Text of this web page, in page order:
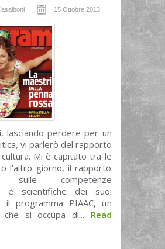
15 Ottobre 2013
lasciando perdere per un
vi parlerò del rapporto
Mi è capitato tra le
l’altro giorno, il rapporto
sulle competenze
e scientifiche dei suoi
il programma PIAAC, un
che si occupa di... Read